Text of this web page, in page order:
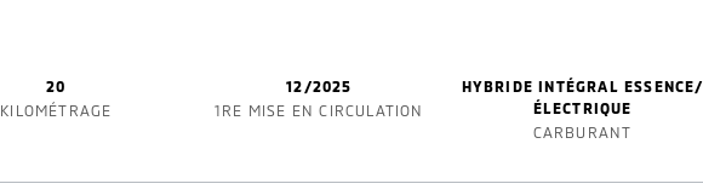
20
KILOMÉTRAGE
12/2025
1RE MISE EN CIRCULATION
HYBRIDE INTÉGRAL ESSENCE/
ÉLECTRIQUE
CARBURANT